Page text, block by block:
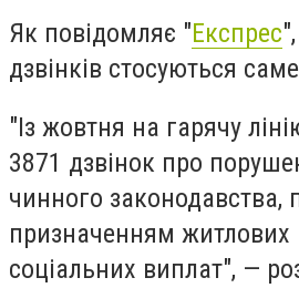
Як повідомляє "Експрес
дзвінків стосуються
"Із жовтня на гарячу
3871 дзвінок про
чинного законодавства,
призначенням житлових
соціальних виплат", —